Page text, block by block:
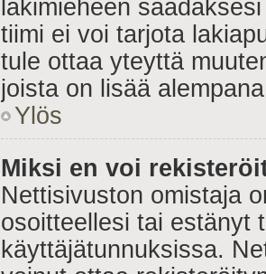
lakimieheen
tiimi ei voi tarjota
tule ottaa yteyttä
joista on lisää
Ylös
Miksi en voi
Nettisivuston omistaja
osoitteellesi tai estänyt
käyttäjätunnuksissa.